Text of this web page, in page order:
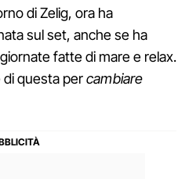
di Zelig, ora ha
sul set, anche se ha
fatte di mare e relax.
di questa percambiare